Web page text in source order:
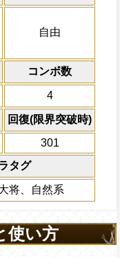
自由
コンボ数
4
回復(限界突破時)
301
タグ
将、自然系
通常時
のスロットを固定し
上限突破
冒険開始時の必殺タ
キャラの攻撃を
にし、他の属性キャ
ターン数：12
全プレイヤーの一味
全てのスロットを自
換し、一味の必殺タ
利効果を1ターン延長
2ターンの間敵全体の
を30%下げ、自由タ
げる
スの6%をサポート対
を5ターン回復
メ5%減
攻撃と体力を2倍にす
上限突破
使い方